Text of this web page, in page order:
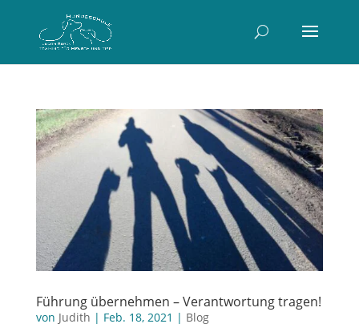
Führung übernehmen – Verantwortung tragen!
von Judith | Feb. 18, 2021 | Blog